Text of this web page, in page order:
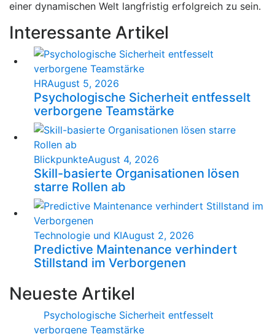
einer dynamischen Welt langfristig erfolgreich zu sein.
Interessante Artikel
HRAugust 5, 2026
Psychologische Sicherheit entfesselt
verborgene Teamstärke
BlickpunkteAugust 4, 2026
Skill-basierte Organisationen lösen
starre Rollen ab
Technologie und KIAugust 2, 2026
Predictive Maintenance verhindert
Stillstand im Verborgenen
Neueste Artikel
Psychologische Sicherheit entfesselt
verborgene Teamstärke